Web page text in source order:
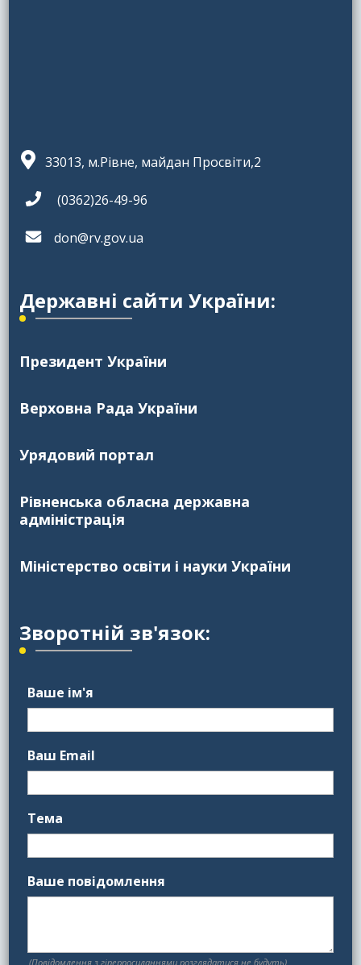
33013, м.Рівне, майдан Просвіти,2
(0362)26-49-96
don@rv.gov.ua
Державні сайти України:
Президент України
Верховна Рада України
Урядовий портал
Рівненська обласна державна
адміністрація
Міністерство освіти і науки України
Зворотній зв'язок:
Ваше ім'я
Ваш Email
Тема
Ваше повідомлення
(Повідомлення з гіперпосиланнями розглядатися не будуть)